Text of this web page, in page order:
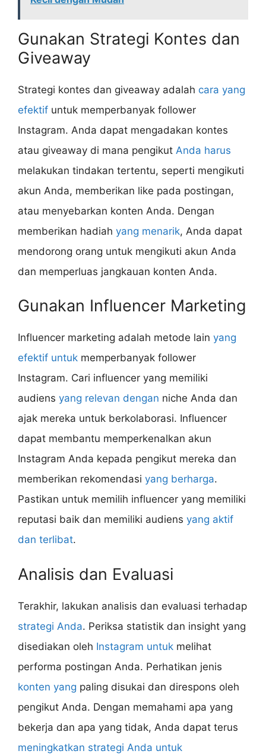
Gunakan Strategi Kontes dan
Giveaway
Strategi kontes dan giveaway adalah cara yang
efektif untuk memperbanyak follower
Instagram. Anda dapat mengadakan kontes
atau giveaway di mana pengikut Anda harus
melakukan tindakan tertentu, seperti mengikuti
akun Anda, memberikan like pada postingan,
atau menyebarkan konten Anda. Dengan
memberikan hadiah yang menarik, Anda dapat
mendorong orang untuk mengikuti akun Anda
dan memperluas jangkauan konten Anda.
Gunakan Influencer Marketing
Influencer marketing adalah metode lain yang
efektif untuk memperbanyak follower
Instagram. Cari influencer yang memiliki
audiens yang relevan dengan niche Anda dan
ajak mereka untuk berkolaborasi. Influencer
dapat membantu memperkenalkan akun
Instagram Anda kepada pengikut mereka dan
memberikan rekomendasi yang berharga.
Pastikan untuk memilih influencer yang memiliki
reputasi baik dan memiliki audiens yang aktif
dan terlibat.
Analisis dan Evaluasi
Terakhir, lakukan analisis dan evaluasi terhadap
strategi Anda. Periksa statistik dan insight yang
disediakan oleh Instagram untuk melihat
performa postingan Anda. Perhatikan jenis
konten yang paling disukai dan direspons oleh
pengikut Anda. Dengan memahami apa yang
bekerja dan apa yang tidak, Anda dapat terus
meningkatkan strategi Anda untuk